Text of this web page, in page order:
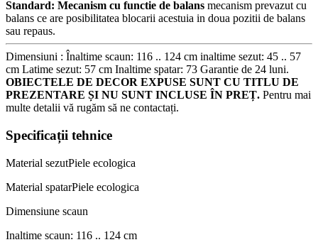
Standard: Mecanism cu functie de balans mecanism prevazut cu
balans ce are posibilitatea blocarii acestuia in doua pozitii de balans
sau repaus.
Dimensiuni : Înaltime scaun: 116 .. 124 cm inaltime sezut: 45 .. 57
cm Latime sezut: 57 cm Inaltime spatar: 73 Garantie de 24 luni.
OBIECTELE DE DECOR EXPUSE SUNT CU TITLU DE
PREZENTARE ȘI NU SUNT INCLUSE ÎN PREȚ. Pentru mai
multe detalii vă rugăm să ne contactați.
Specificații tehnice
Material sezutPiele ecologica
Material spatarPiele ecologica
Dimensiune scaun
Inaltime scaun: 116 .. 124 cm